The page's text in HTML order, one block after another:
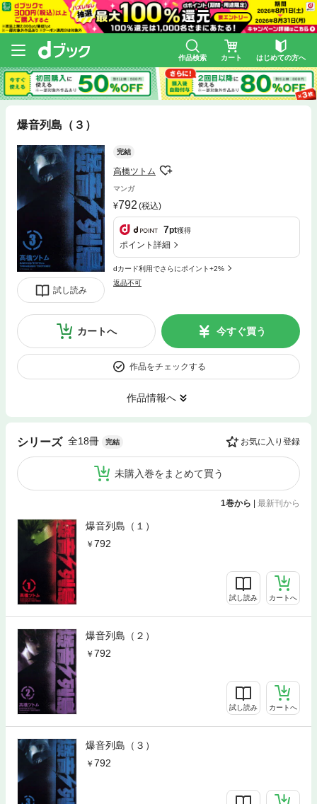
作品検索 カート はじめての方へ
爆音列島（３）
試し読み
完結
高橋ツトム
マンガ
792 (税込)
7pt獲得
ポイント詳細
dカード利用でさらにポイント+2%
返品不可
カートへ 今すぐ買う
作品をチェックする
作品情報へ
シリーズ 全18冊 完結 お気に入り登録
未購入巻をまとめて買う
1巻から | 最新刊から
爆音列島（１）
792
試し読み カートへ
爆音列島（２）
792
試し読み カートへ
爆音列島（３）
792